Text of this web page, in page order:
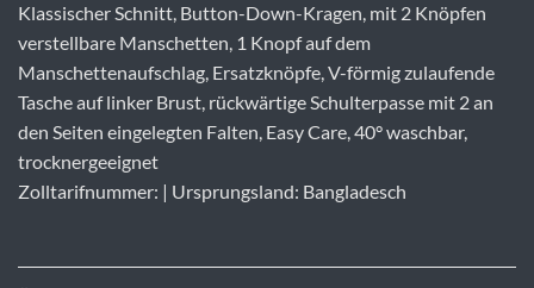
Klassischer Schnitt, Button-Down-Kragen, mit 2 Knöpfen
verstellbare Manschetten, 1 Knopf auf dem
Manschettenaufschlag, Ersatzknöpfe, V-förmig zulaufende
Tasche auf linker Brust, rückwärtige Schulterpasse mit 2 an
den Seiten eingelegten Falten, Easy Care, 40° waschbar,
trocknergeeignet
Zolltarifnummer: | Ursprungsland: Bangladesch